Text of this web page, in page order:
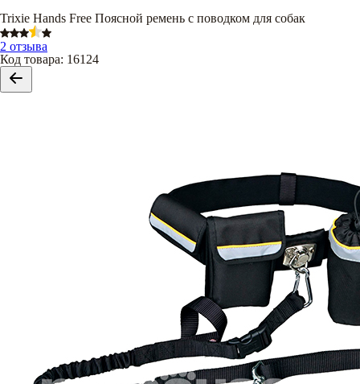
Trixie Hands Free Поясной ремень с поводком для собак
2 отзыва
Код товара: 16124